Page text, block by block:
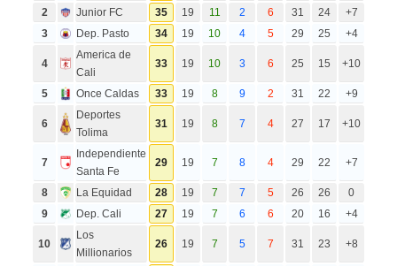
2 Junior FC 35 19 11 2 6 31 24
+7
3
Dep. Pasto 34 19 10 4 5 29 25 +4
4
America de
Cali
33 19 10 3 6 25 15 +10
5 Once Caldas 33 19 8 9 2 31 22 +9
6
Deportes
Tolima
31 19 8 7 4 27 17 +10
7
Independiente
Santa Fe
29 19 7 8 4 29 22 +7
8 La Equidad 28 19 7 7 5 26 26
0
9
Dep. Cali 27 19 7 6 6 20 16 +4
10
Los
Millionarios
26 19 7 5 7 31 23 +8